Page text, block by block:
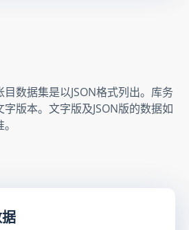
数据集是以JSON格式列出。库务
版本。文字版及JSON版的数据如